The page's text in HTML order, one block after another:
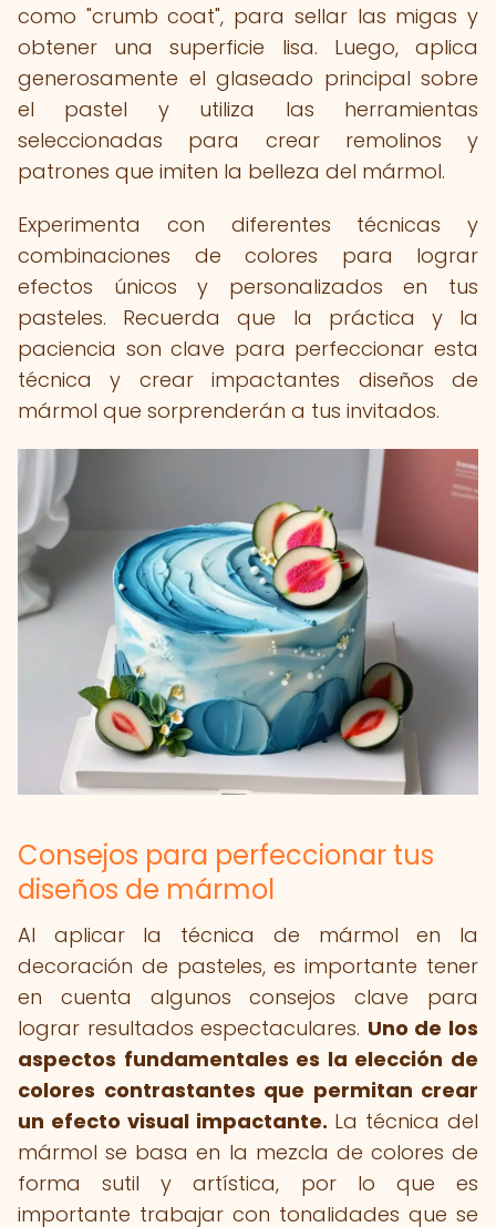
como "crumb coat", para sellar las migas y
obtener una superficie lisa. Luego, aplica
generosamente el glaseado principal sobre
el pastel y utiliza las herramientas
seleccionadas para crear remolinos y
patrones que imiten la belleza del mármol.
Experimenta con diferentes técnicas y
combinaciones de colores para lograr
efectos únicos y personalizados en tus
pasteles. Recuerda que la práctica y la
paciencia son clave para perfeccionar esta
técnica y crear impactantes diseños de
mármol que sorprenderán a tus invitados.
Consejos para perfeccionar tus
diseños de mármol
Al aplicar la técnica de mármol en la
decoración de pasteles, es importante tener
en cuenta algunos consejos clave para
lograr resultados espectaculares. Uno de los
aspectos fundamentales es la elección de
colores contrastantes que permitan crear
un efecto visual impactante. La técnica del
mármol se basa en la mezcla de colores de
forma sutil y artística, por lo que es
importante trabajar con tonalidades que se